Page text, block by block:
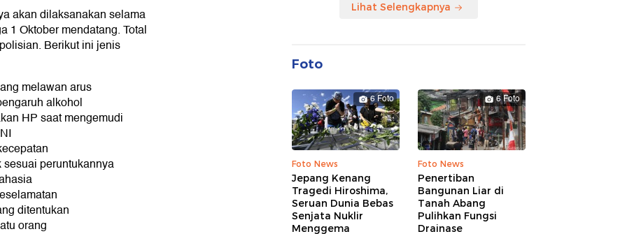
akan dilaksanakan selama
1 Oktober mendatang. Total
Berikut ini jenis
melawan arus
alkohol
HP saat mengemudi
peruntukannya
ditentukan
orang
Lihat Selengkapnya
Foto
6 Foto
Foto News
Jepang Kenang
Tragedi Hiroshima,
Seruan Dunia Bebas
Senjata Nuklir
Menggema
6 Foto
Foto News
Penertiban
Bangunan Liar di
Tanah Abang
Pulihkan Fungsi
Drainase